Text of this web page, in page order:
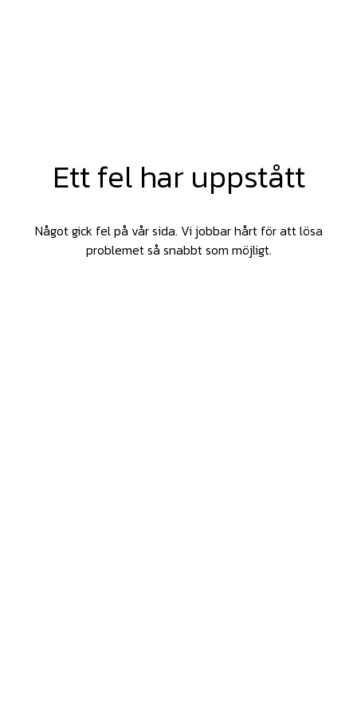
Ett fel har uppstått
Något gick fel på vår sida. Vi jobbar hårt för att lösa
problemet så snabbt som möjligt.